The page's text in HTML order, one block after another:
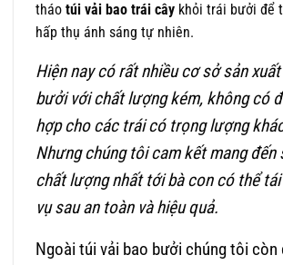
tháo túi vải bao trái cây khỏi trái bưởi để
hấp thụ ánh sáng tự nhiên.
Hiện nay có rất nhiều cơ sở sản
bưởi với chất lượng kém, không có
hợp cho các trái có trọng lượng
Nhưng chúng tôi cam kết mang đến
chất lượng nhất tới bà con có thể
vụ sau an toàn và hiệu quả.
Ngoài túi vải bao bưởi chúng tôi còn